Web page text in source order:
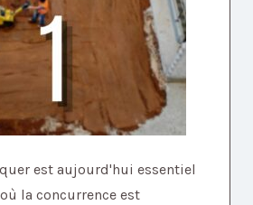
est aujourd'hui essentiel
la concurrence est